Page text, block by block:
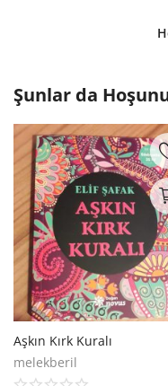
Şunlar da
Aşkın Kırk Kuralı
melekberil